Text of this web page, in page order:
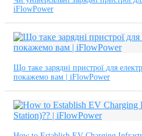
iFlowPower
Що таке зарядні пристрої для
покажемо вам | iFlowPower